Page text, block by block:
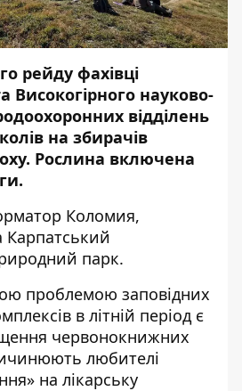
рейду фахівці
Високогірного науково-
відділень
на збирачів
Рослина включена
Коломия,
Карпатський
парк.
проблемою заповідних
в літній період є
червонокнижних
любителі
на лікарську